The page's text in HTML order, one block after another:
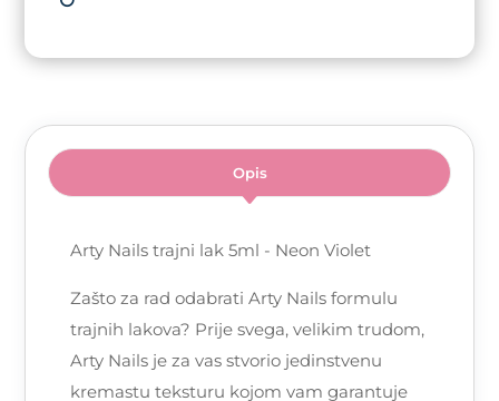
Opis
Arty Nails trajni lak 5ml - Neon Violet
Zašto za rad odabrati Arty Nails formulu
trajnih lakova? Prije svega, velikim trudom,
Arty Nails je za vas stvorio jedinstvenu
kremastu teksturu kojom vam garantuje